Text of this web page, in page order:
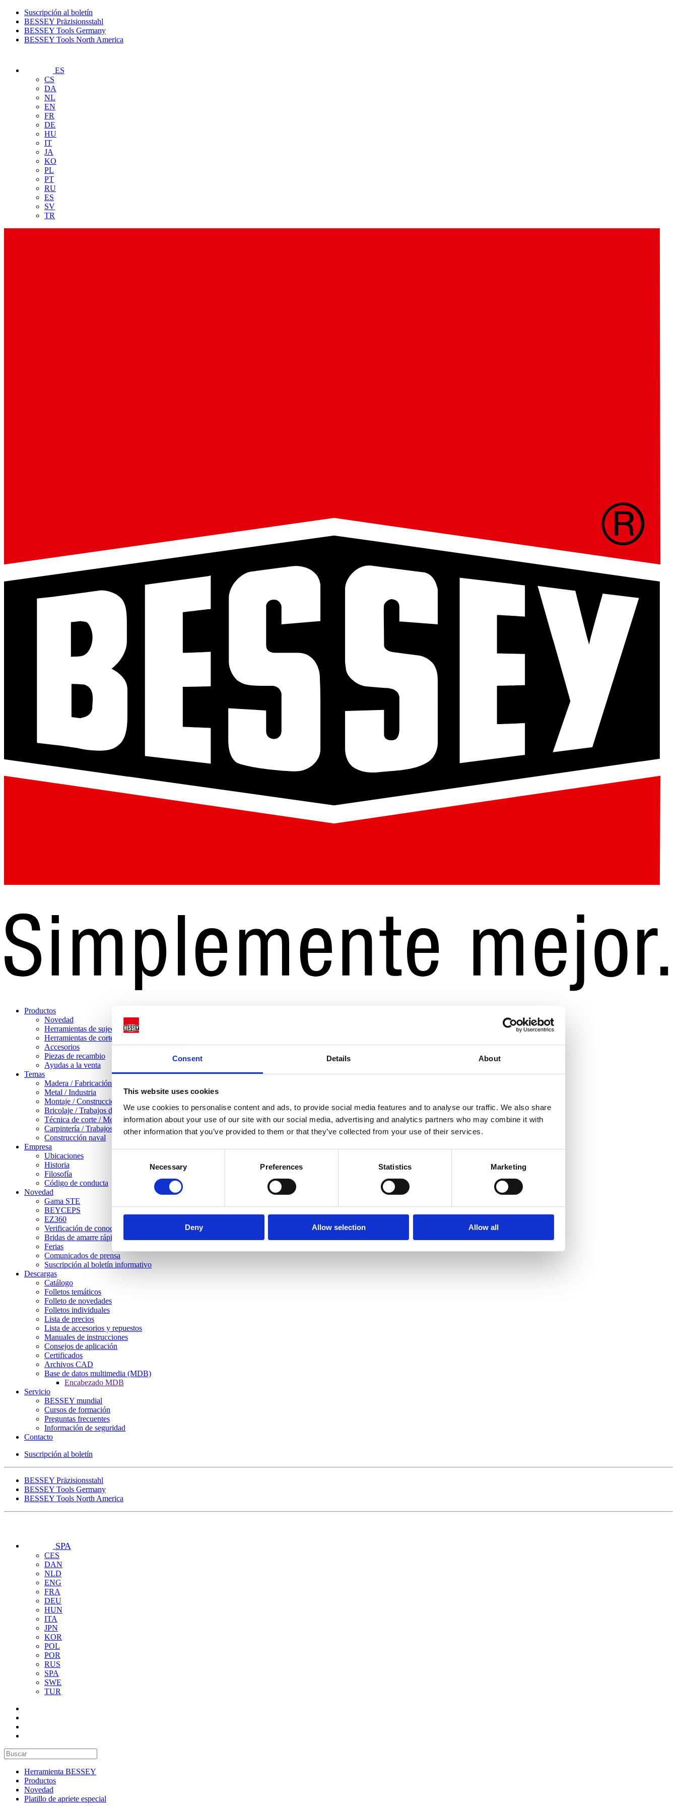
Consent Details About
This website uses cookies
We use cookies to personalise content and ads, to provide social media features and to analyse our traffic. We also share
information about your use of our site with our social media, advertising and analytics partners who may combine it with
other information that you’ve provided to them or that they’ve collected from your use of their services.
Necessary Preferences Statistics Marketing
Deny Allow selection Allow all
Suscripción al boletín
BESSEY Präzisionsstahl
BESSEY Tools Germany
BESSEY Tools North America
ES
CS
DA
NL
EN
FR
DE
HU
IT
JA
KO
PL
PT
RU
ES
SV
TR
Productos
Novedad
Herramientas de sujeción
Herramientas de corte
Accesorios
Piezas de recambio
Ayudas a la venta
Temas
Madera / Fabricación de muebles
Metal / Industria
Montaje / Construcción en seco
Bricolaje / Trabajos domésticos
Técnica de corte / Mecanizado de chapa
Carpintería / Trabajos pesados con madera
Construcción naval
Empresa
Ubicaciones
Historia
Filosofía
Código de conducta
Novedad
Gama STE
BEYCEPS
EZ360
Verificación de conocimientos
Bridas de amarre rápido STC
Ferias
Comunicados de prensa
Suscripción al boletín informativo
Descargas
Catálogo
Folletos temáticos
Folleto de novedades
Folletos individuales
Lista de precios
Lista de accesorios y repuestos
Manuales de instrucciones
Consejos de aplicación
Certificados
Archivos CAD
Base de datos multimedia (MDB)
Encabezado MDB
Servicio
BESSEY mundial
Cursos de formación
Preguntas frecuentes
Información de seguridad
Contacto
Suscripción al boletín
BESSEY Präzisionsstahl
BESSEY Tools Germany
BESSEY Tools North America
SPA
CES
DAN
NLD
ENG
FRA
DEU
HUN
ITA
JPN
KOR
POL
POR
RUS
SPA
SWE
TUR
Herramienta BESSEY
Productos
Novedad
Platillo de apriete especial